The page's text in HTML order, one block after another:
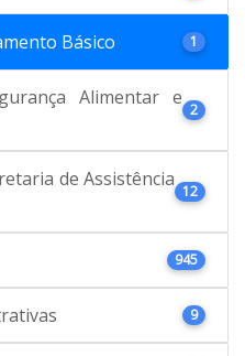
Básico 1
Alimentar e
2
de Assistência
12
945
9